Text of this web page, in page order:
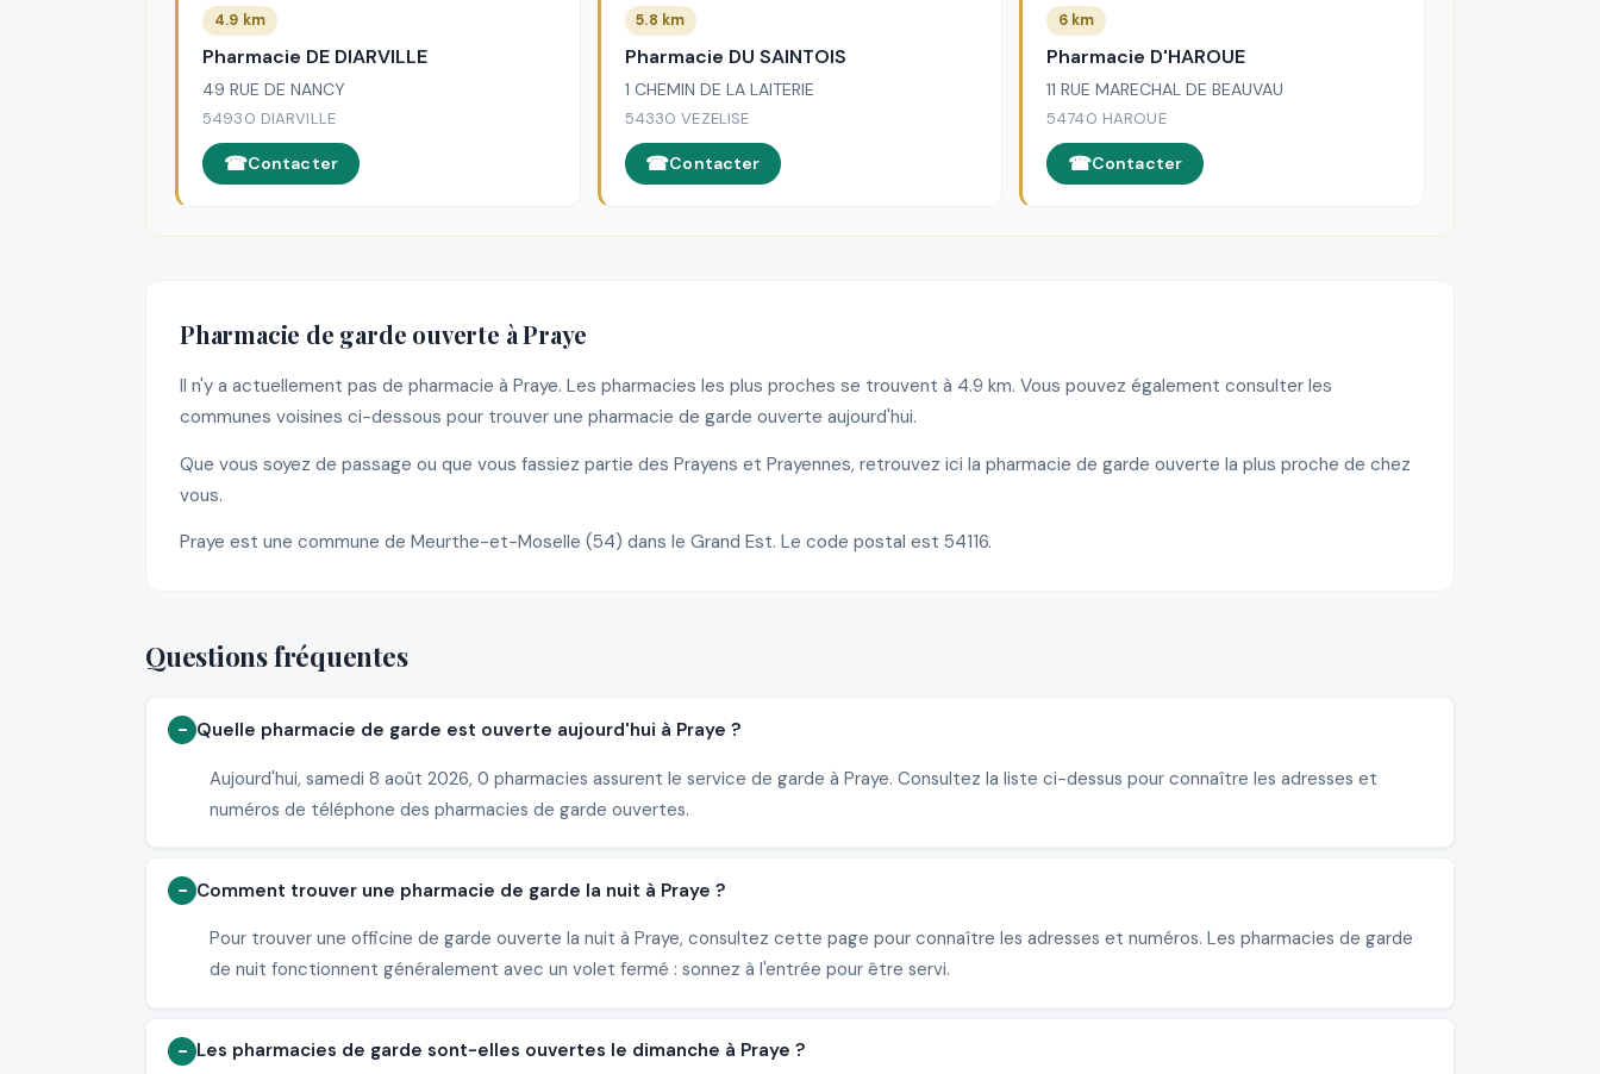
4.9 km
Pharmacie DE DIARVILLE
49 RUE DE NANCY
54930 DIARVILLE
Contacter
5.8 km
Pharmacie DU SAINTOIS
1 CHEMIN DE LA LAITERIE
54330 VEZELISE
Contacter
6 km
Pharmacie D'HAROUE
11 RUE MARECHAL DE BEAUVAU
54740 HAROUE
Contacter
Pharmacie de garde ouverte à Praye
Il n'y a actuellement pas de pharmacie à Praye. Les pharmacies les plus proches se trouvent à 4.9 km. Vous pouvez également consulter les
communes voisines ci-dessous pour trouver une pharmacie de garde ouverte aujourd'hui.
Que vous soyez de passage ou que vous fassiez partie des Prayens et Prayennes, retrouvez ici la pharmacie de garde ouverte la plus proche de chez
vous.
Praye est une commune de Meurthe-et-Moselle (54) dans le Grand Est. Le code postal est 54116.
Questions fréquentes
Quelle pharmacie de garde est ouverte aujourd'hui à Praye ?
Aujourd'hui, samedi 8 août 2026, 0 pharmacies assurent le service de garde à Praye. Consultez la liste ci-dessus pour connaître les adresses et
numéros de téléphone des pharmacies de garde ouvertes.
Comment trouver une pharmacie de garde la nuit à Praye ?
Pour trouver une officine de garde ouverte la nuit à Praye, consultez cette page pour connaître les adresses et numéros. Les pharmacies de garde
de nuit fonctionnent généralement avec un volet fermé : sonnez à l'entrée pour être servi.
Les pharmacies de garde sont-elles ouvertes le dimanche à Praye ?